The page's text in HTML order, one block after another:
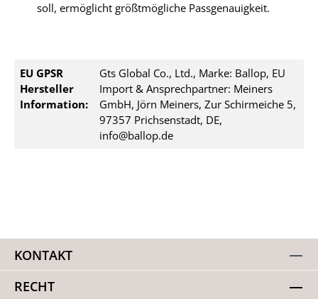
soll, ermöglicht größtmögliche Passgenauigkeit.
EU GPSR
Hersteller
Information:
Gts Global Co., Ltd., Marke: Ballop, EU
Import & Ansprechpartner: Meiners
GmbH, Jörn Meiners, Zur Schirmeiche 5,
97357 Prichsenstadt, DE,
info@ballop.de
KONTAKT
RECHT